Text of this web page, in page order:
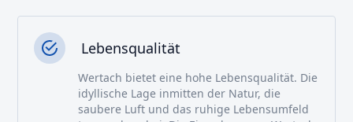
Lebensqualität
Wertach bietet eine hohe Lebensqualität. Die
idyllische Lage inmitten der Natur, die
saubere Luft und das ruhige Lebensumfeld